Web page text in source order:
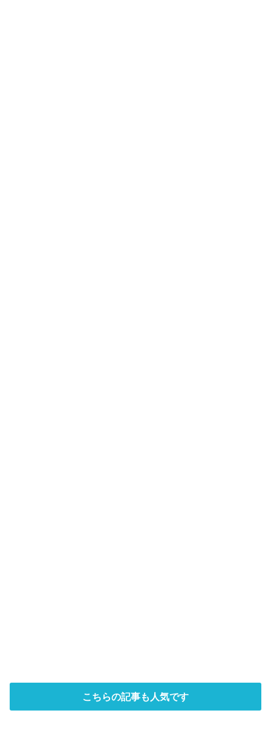
こちらの記事も人気です